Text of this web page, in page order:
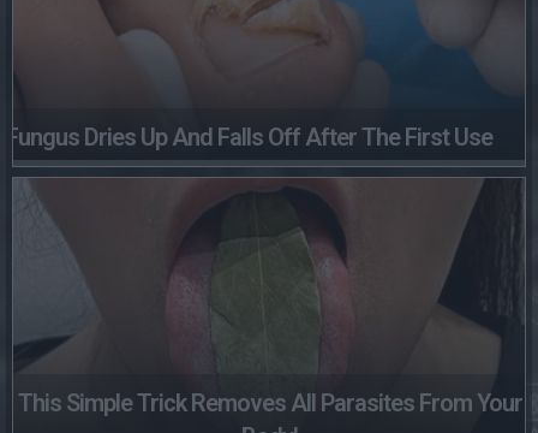
Fungus Dries Up And Falls Off After The First Use
This Simple Trick Removes All Parasites From Your